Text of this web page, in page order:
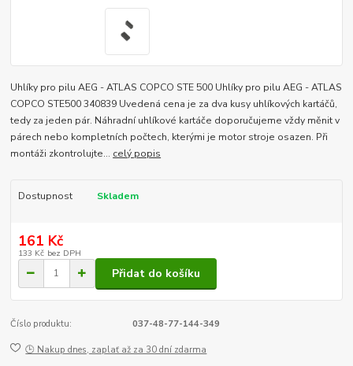
Uhlíky pro pilu AEG - ATLAS COPCO STE 500 Uhlíky pro pilu AEG - ATLAS
COPCO STE500 340839 Uvedená cena je za dva kusy uhlíkových kartáčů,
tedy za jeden pár. Náhradní uhlíkové kartáče doporučujeme vždy měnit v
párech nebo kompletních počtech, kterými je motor stroje osazen. Při
montáži zkontrolujte... celý popis
Dostupnost Skladem
161 Kč
133 Kč bez DPH
Přidat do košíku
Číslo produktu: 037-48-77-144-349
🕒 Nakup dnes, zaplať až za 30 dní zdarma